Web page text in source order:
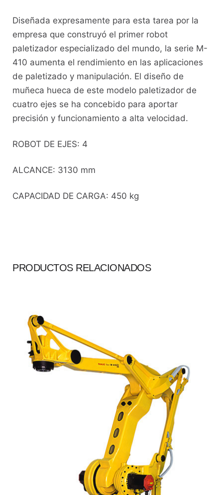
Diseñada expresamente para esta tarea por la
empresa que construyó el primer robot
paletizador especializado del mundo, la serie M-
410 aumenta el rendimiento en las aplicaciones
de paletizado y manipulación. El diseño de
muñeca hueca de este modelo paletizador de
cuatro ejes se ha concebido para aportar
precisión y funcionamiento a alta velocidad.
ROBOT DE EJES: 4
ALCANCE: 3130 mm
CAPACIDAD DE CARGA: 450 kg
PRODUCTOS RELACIONADOS